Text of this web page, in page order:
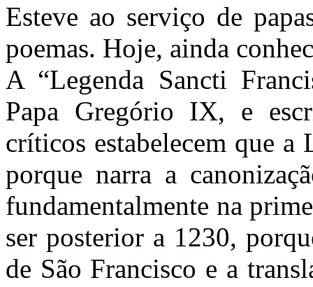
Esteve ao serviço de
poemas. Hoje, ainda
A “Legenda Sancti
Papa Gregório IX, e
críticos estabelecem que
porque narra a
fundamentalmente na
ser posterior a 1230,
de São Francisco e a